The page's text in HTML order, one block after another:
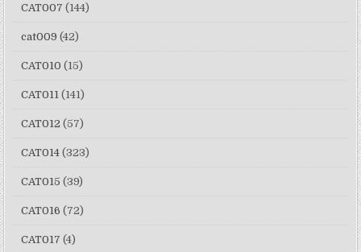
CAT007 (144)
cat009 (42)
CAT010 (15)
CAT011 (141)
CAT012 (57)
CAT014 (323)
CAT015 (39)
CAT016 (72)
CAT017 (4)